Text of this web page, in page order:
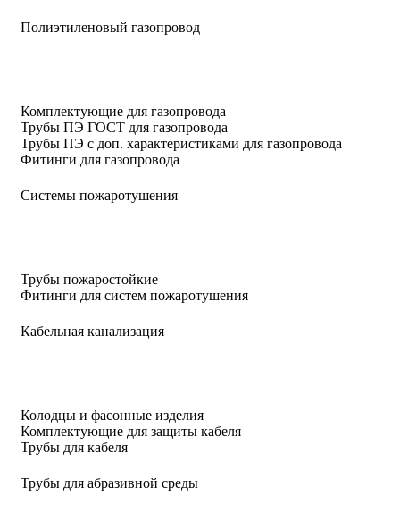
Полиэтиленовый газопровод
Комплектующие для газопровода
Трубы ПЭ ГОСТ для газопровода
Трубы ПЭ с доп. характеристиками для газопровода
Фитинги для газопровода
Системы пожаротушения
Трубы пожаростойкие
Фитинги для систем пожаротушения
Кабельная канализация
Колодцы и фасонные изделия
Комплектующие для защиты кабеля
Трубы для кабеля
Трубы для абразивной среды